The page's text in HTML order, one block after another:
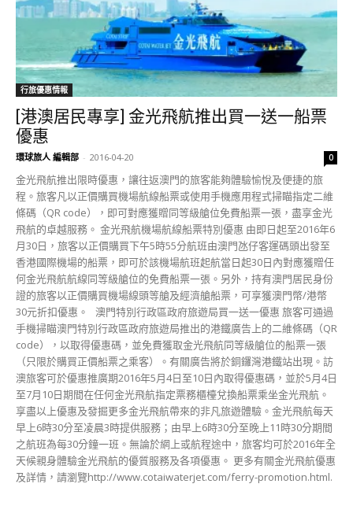
行旅優惠情報
[港澳居民專享] 金光飛航推出買一送一船票
優惠
環球旅人 編輯部 - 2016-04-20 0
金光飛航推出限時優惠，讓往返澳門的旅客能夠體驗愉悅及便捷的旅
程。旅客凡以正價購買機場航線船票或使用手機應用程式掃瞄指定二維
條碼（QR code），即可對應獲贈同等級艙位免費船票一張，盡享金光
飛航的卓越服務。 金光飛航機場航線船票特別優惠 由即日起至2016年6
月30日，旅客以正價購買下午5時55分航班由澳門氹仔客運碼頭出發至
香港國際機場的船票，即可於該機場航班起航當日起30日內對應獲贈任
何金光飛航航線同等級艙位的免費船票一張。另外，持有澳門居民身份
證的旅客以正價購買機場線頭等艙及經濟艙船票，可享獲澳門幣/港幣
30元折扣優惠。 澳門特別行政區政府旅遊局買一送一優惠 旅客可通過
手機掃瞄澳門特別行政區政府旅遊局推出的港鐵廣告上的二維條碼（QR
code），以取得優惠碼，並免費獲取金光飛航同等級艙位的船票一張
（只限於購買正價船票之乘客）。有關廣告將於銅鑼灣港鐵站出現。訪
澳旅客可於優惠推廣期2016年5月4日至10日內取得優惠碼，並於5月4日
至7月10日期間在任何金光飛航指定票務櫃檯兌換船票乘坐金光飛航。
享盡以上優惠及發掘更多金光飛航帶來的非凡旅遊體驗。金光飛航每天
早上6時30分至凌晨3時提供服務；由早上6時30分至晚上11時30分期間
之航班為每30分鐘一班。無論於網上或航程途中，旅客均可於2016年全
天候親身體驗金光飛航的優質服務及各項優惠。 更多有關金光飛航優惠
及詳情，請瀏覽http://www.cotaiwaterjet.com/ferry-promotion.html.